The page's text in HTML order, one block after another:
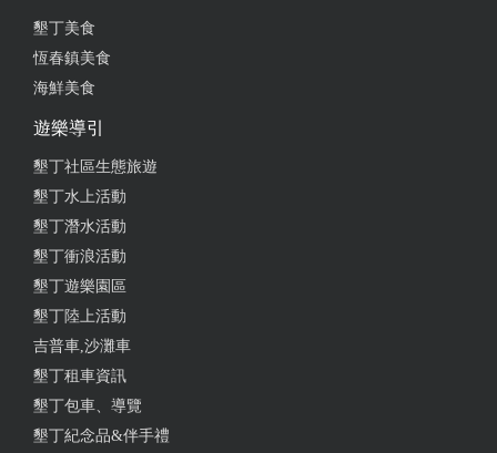
墾丁美食
恆春鎮美食
海鮮美食
遊樂導引
墾丁社區生態旅遊
墾丁水上活動
墾丁潛水活動
墾丁衝浪活動
墾丁遊樂園區
墾丁陸上活動
吉普車,沙灘車
墾丁租車資訊
墾丁包車、導覽
墾丁紀念品&伴手禮